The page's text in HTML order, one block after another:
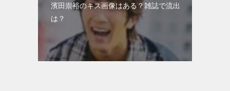
濱田崇裕のキス画像はある？雑誌で流出
は？